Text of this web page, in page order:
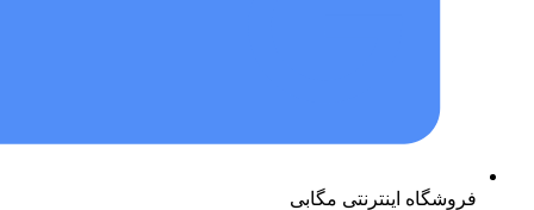
فروشگاه اینترنتی مگابی